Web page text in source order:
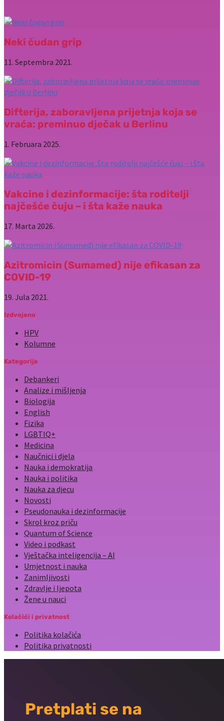
Neki čudan grip
11. Septembra 2021.
Difterija, zaboravljena prijetnja koja se
vraća: preminuo dječak u Berlinu
1. Februara 2025.
Vakcine i dezinformacije: šta roditelji
najčešće čuju – i šta kaže nauka
17. Marta 2026.
Azitromicin (Sumamed) nije efikasan za
COVID-19
19. Jula 2021.
Izdvojeno
HPV
Kolumne
Kategorije
Debankeri
Analize i mišljenja
Biologija
English
Fizika
LGBTIQ+
Medicina
Naučnici i djela
Nauka i demokratija
Nauka i politika
Nauka za djecu
Novosti
Pseudonauka i dezinformacije
Skrol kroz priču
Quantum of Science
Video i podkast
Vještačka inteligencija – AI
Umjetnost i nauka
Zanimljivosti
Zdravlje i ljepota
Žene u nauci
Kolačići i privatnost
Politika kolačića
Politika privatnosti
Pretplati se na